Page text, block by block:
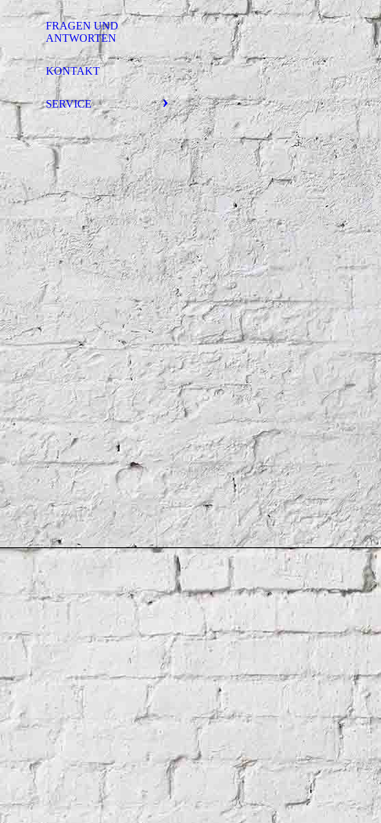
FRAGEN UND
ANTWORTEN
KONTAKT
SERVICE